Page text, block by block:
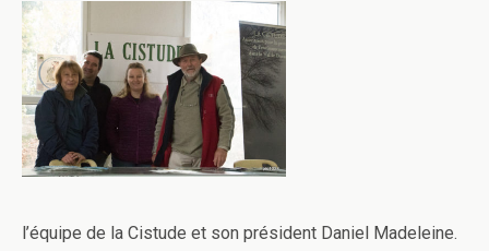
l’équipe de la Cistude et son président Daniel Madeleine.